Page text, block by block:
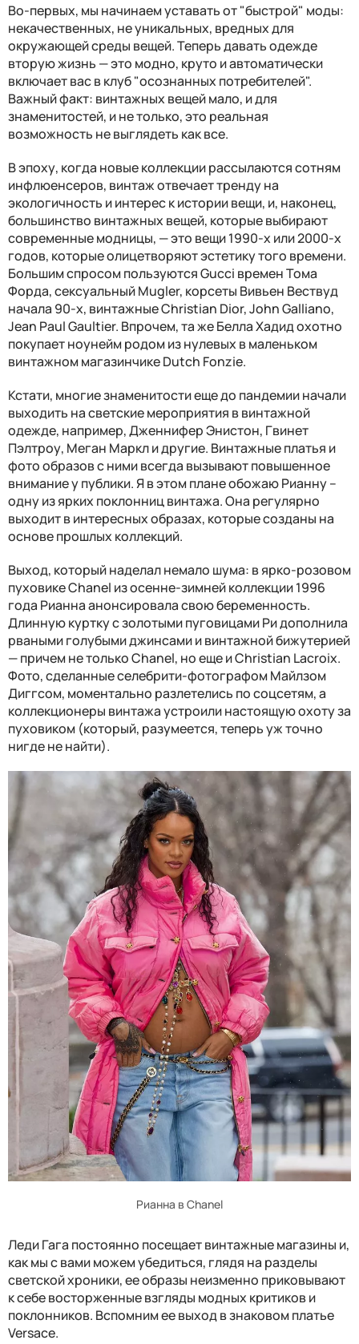
Во-первых, мы начинаем уставать от "быстрой" моды:
некачественных, не уникальных, вредных для
окружающей среды вещей. Теперь давать одежде
вторую жизнь — это модно, круто и автоматически
включает вас в клуб "осознанных потребителей".
Важный факт: винтажных вещей мало, и для
знаменитостей, и не только, это реальная
возможность не выглядеть как все.
В эпоху, когда новые коллекции рассылаются сотням
инфлюенсеров, винтаж отвечает тренду на
экологичность и интерес к истории вещи, и, наконец,
большинство винтажных вещей, которые выбирают
современные модницы, — это вещи 1990-х или 2000-х
годов, которые олицетворяют эстетику того времени.
Большим спросом пользуются Gucci времен Тома
Форда, сексуальный Mugler, корсеты Вивьен Вествуд
начала 90-х, винтажные Christian Dior, John Galliano,
Jean Paul Gaultier. Впрочем, та же Белла Хадид охотно
покупает ноунейм родом из нулевых в маленьком
винтажном магазинчике Dutch Fonzie.
Кстати, многие знаменитости еще до пандемии начали
выходить на светские мероприятия в винтажной
одежде, например, Дженнифер Энистон, Гвинет
Пэлтроу, Меган Маркл и другие. Винтажные платья и
фото образов с ними всегда вызывают повышенное
внимание у публики. Я в этом плане обожаю Рианну –
одну из ярких поклонниц винтажа. Она регулярно
выходит в интересных образах, которые созданы на
основе прошлых коллекций.
Выход, который наделал немало шума: в ярко-розовом
пуховике Chanel из осенне-зимней коллекции 1996
года Рианна анонсировала свою беременность.
Длинную куртку с золотыми пуговицами Ри дополнила
рваными голубыми джинсами и винтажной бижутерией
— причем не только Chanel, но еще и Christian Lacroix.
Фото, сделанные селебрити-фотографом Майлзом
Диггсом, моментально разлетелись по соцсетям, а
коллекционеры винтажа устроили настоящую охоту за
пуховиком (который, разумеется, теперь уж точно
нигде не найти).
Рианна в Chanel
Леди Гага постоянно посещает винтажные магазины и,
как мы с вами можем убедиться, глядя на разделы
светской хроники, ее образы неизменно приковывают
к себе восторженные взгляды модных критиков и
поклонников. Вспомним ее выход в знаковом платье
Versace.